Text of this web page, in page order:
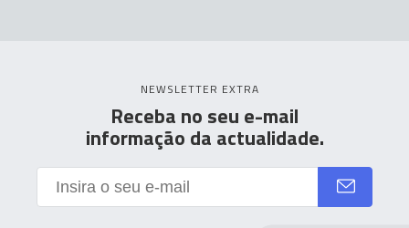
NEWSLETTER EXTRA
Receba no seu e-mail
informação da actualidade.